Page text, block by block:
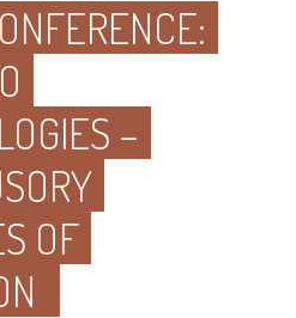
–
OF